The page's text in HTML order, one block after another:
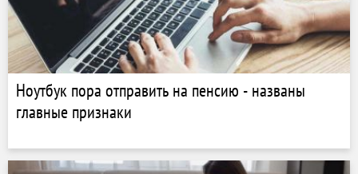
Ноутбук пора отправить на пенсию - названы
главные признаки